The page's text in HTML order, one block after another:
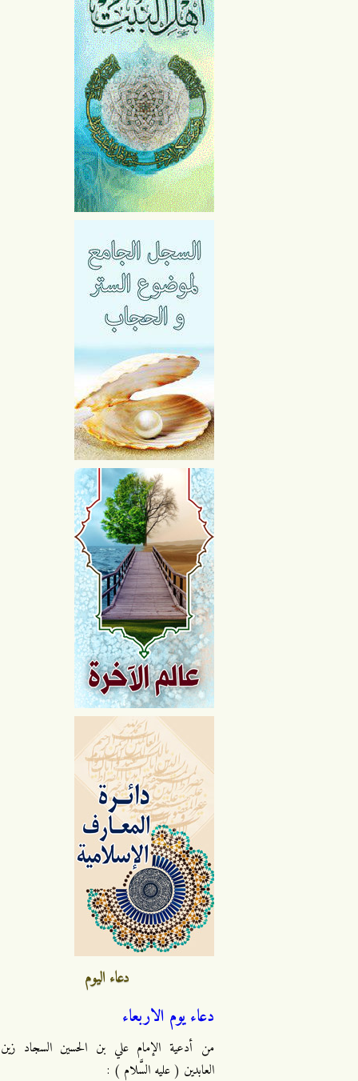
دعاء اليوم
دعاء يوم الاربعاء
من أدعية الإمام علي بن الحسين السجاد زين
العابدين ( عليه السَّلام ) :